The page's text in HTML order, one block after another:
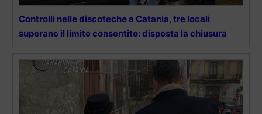
Controlli nelle discoteche a Catania, tre locali
superano il limite consentito: disposta la chiusura